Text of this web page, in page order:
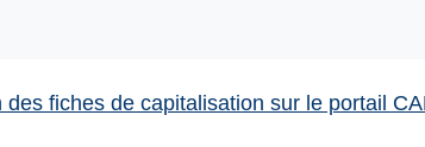
des fiches de capitalisation sur le portail